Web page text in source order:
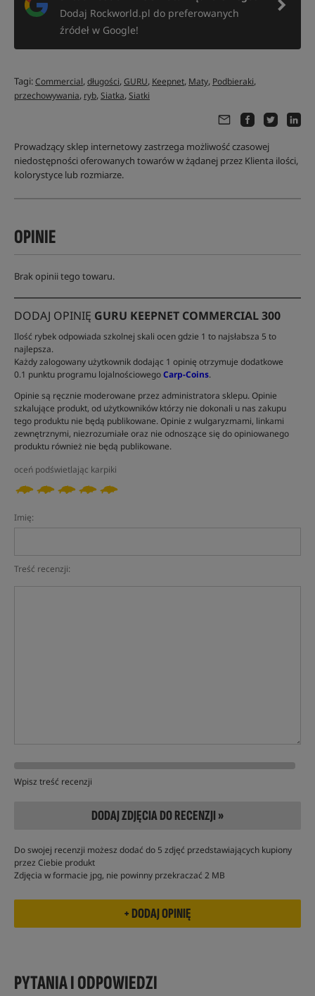
Dodaj Rockworld.pl do preferowanych
źródeł w Google!
Tagi:Commercial,długości,GURU, Keepnet, Maty, Podbieraki,
przechowywania, ryb,Siatka,Siatki
Prowadzący sklep internetowy zastrzega możliwość czasowej
niedostępności oferowanych towarów w żądanej przez Klienta ilości,
kolorystyce lub rozmiarze.
OPINIE
Brak opinii tego towaru.
DODAJ OPINIĘ GURU KEEPNET COMMERCIAL 300
Ilość rybek odpowiada szkolnej skali ocen gdzie 1 to najsłabsza 5 to
najlepsza.
Każdy zalogowany użytkownik dodając 1 opinię otrzymuje dodatkowe
0.1 punktu programu lojalnościowegoCarp-Coins.
Opinie są ręcznie moderowane przez administratora sklepu. Opinie
szkalujące produkt, od użytkowników którzy nie dokonali u nas zakupu
tego produktu nie będą publikowane. Opinie z wulgaryzmami, linkami
zewnętrznymi, niezrozumiałe oraz nie odnoszące się do opiniowanego
produktu również nie będą publikowane.
oceń podświetlając karpiki
Imię:
Treść recenzji:
Wpisz treść recenzji
DODAJ ZDJĘCIA DO RECENZJI »
Do swojej recenzji możesz dodać do 5 zdjęć przedstawiających kupiony
przez Ciebie produkt
Zdjęcia w formacie jpg, nie powinny przekraczać 2 MB
PYTANIA I ODPOWIEDZI